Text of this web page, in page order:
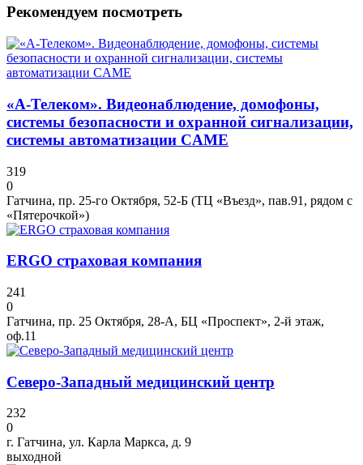
Рекомендуем посмотреть
«А-Телеком». Видеонаблюдение, домофоны,
системы безопасности и охранной сигнализации,
системы автоматизации CAME
319
0
Гатчина, пр. 25-го Октября, 52-Б (ТЦ «Въезд», пав.91, рядом с
«Пятeрочкой»)
ERGO страховая компания
241
0
Гатчина, пр. 25 Октября, 28-А, БЦ «Проспект», 2-й этаж,
оф.11
Северо-Западный медицинский центр
232
0
г. Гатчина, ул. Карла Маркса, д. 9
выходной